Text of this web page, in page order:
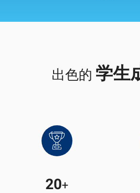
出色的 学生
20+